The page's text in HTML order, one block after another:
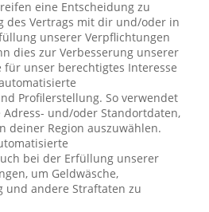
eine Entscheidung zu
des Vertrags mit dir und/oder in
unserer Verpflichtungen
dies zur Verbesserung unserer
unser berechtigtes Interesse
Profilerstellung. So verwendet
Adress- und/oder Standortdaten,
deiner Region auszuwählen.
bei der Erfüllung unserer
um Geldwäsche,
und andere Straftaten zu